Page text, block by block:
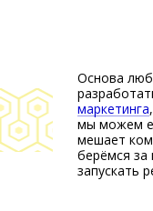
Основа
маркетинга
мы можем
мешает
берёмся за
запускать